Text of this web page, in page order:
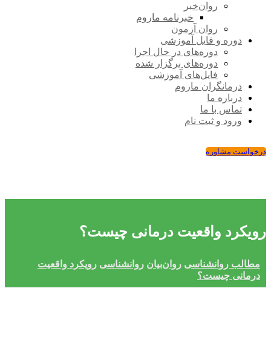
روان‌خبر
خبرنامه ماروم
روان آزمون
دوره و فایل آموزشی
دوره‌های در حال اجرا
دوره‌های برگزار شده
فایل‌های آموزشی
درمانگران ماروم
درباره ما
تماس با ما
ورود و ثبت نام
درخواست مشاوره
رویکرد واقعیت درمانی چیست؟
مطالب روانشناسی روان‌بیان روانشناسی رویکرد واقعیت
درمانی چیست؟